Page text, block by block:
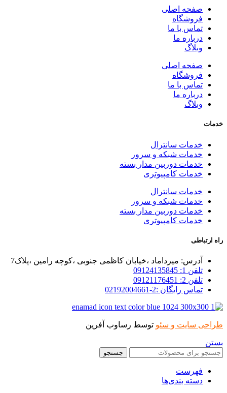
صفحه اصلی
فروشگاه
تماس با ما
درباره ما
وبلاگ
صفحه اصلی
فروشگاه
تماس با ما
درباره ما
وبلاگ
خدمات سانترال
خدمات شبکه و سرور
خدمات دوربین مدار بسته
خدمات کامپیوتری
خدمات سانترال
خدمات شبکه و سرور
خدمات دوربین مدار بسته
خدمات کامپیوتری
آدرس: میرداماد ،خیابان کاظمی جنوبی ،کوچه رامین ،پلاک7
تلفن 1: 09124135845
تلفن 2: 09121176451
تماس رایگان :2-02192004661
سایت و سئو توسط رساوب آفرین
فهرست
دسته بندی‌ها